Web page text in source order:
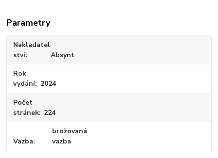
Parametry
Nakladatel
ství
Absynt
Rok
vydání
2024
Počet
stránek 224
Vazba
brožovaná
vazba